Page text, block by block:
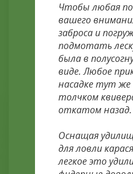
Чтобы любая
вашего
заброса и
подмотать
была в
виде. Любое
насадке тут
толчком
откатом назад.
Оснащая
для ловли
легкое это